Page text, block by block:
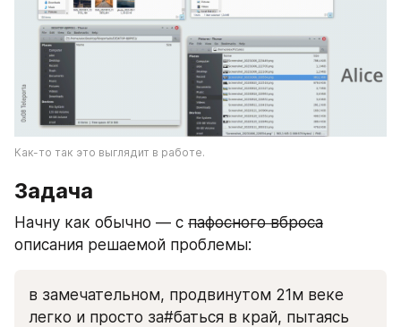
Как-то так это выглядит в работе.
Задача
Начну как обычно — с пафосного вброса
описания решаемой проблемы:
в замечательном, продвинутом 21м веке
легко и просто за#баться в край, пытаясь